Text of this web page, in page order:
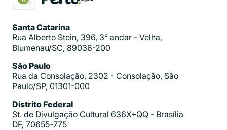
Santa Catarina
Rua Alberto Stein, 396, 3° andar - Velha,
Blumenau/SC, 89036-200
São Paulo
Rua da Consolação, 2302 - Consolação, São
Paulo/SP, 01301-000
Distrito Federal
St. de Divulgação Cultural 636X+QQ - Brasília
DF, 70655-775